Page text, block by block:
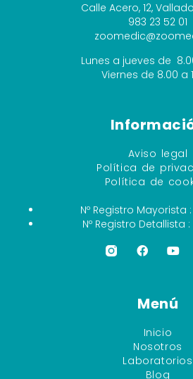
Calle Acero, 12,
983 23 52 01
Lunes a jueves de
Viernes de 8.00 a
Aviso legal
Política de
Política de
Nº Registro Mayorista
Nº Registro Detallista
Menú
Inicio
Nosotros
Laboratorios
Blog